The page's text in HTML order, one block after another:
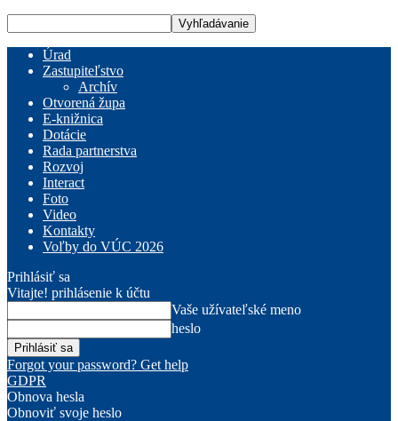
Úrad
Zastupiteľstvo
Archív
Otvorená župa
E-knižnica
Dotácie
Rada partnerstva
Rozvoj
Interact
Foto
Video
Kontakty
Voľby do VÚC 2026
Prihlásiť sa
Vitajte! prihlásenie k účtu
Vaše užívateľské meno
heslo
Forgot your password? Get help
GDPR
Obnova hesla
Obnoviť svoje heslo